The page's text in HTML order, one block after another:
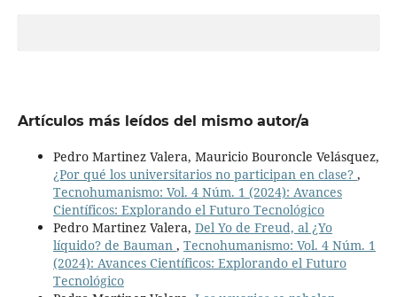
Artículos más leídos del mismo autor/a
Pedro Martinez Valera, Mauricio Bouroncle Velásquez,
¿Por qué los universitarios no participan en clase? ,
Tecnohumanismo: Vol. 4 Núm. 1 (2024): Avances
Científicos: Explorando el Futuro Tecnológico
Pedro Martinez Valera, Del Yo de Freud, al ¿Yo
líquido? de Bauman , Tecnohumanismo: Vol. 4 Núm. 1
(2024): Avances Científicos: Explorando el Futuro
Tecnológico